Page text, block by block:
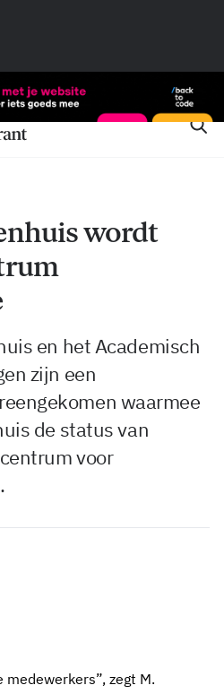
wordt
en het Academisch
zijn een
waarmee
de status van
voor
medewerkers”, zegt M.